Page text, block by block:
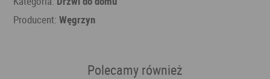
Producent:Węgrzyn
Polecamy również